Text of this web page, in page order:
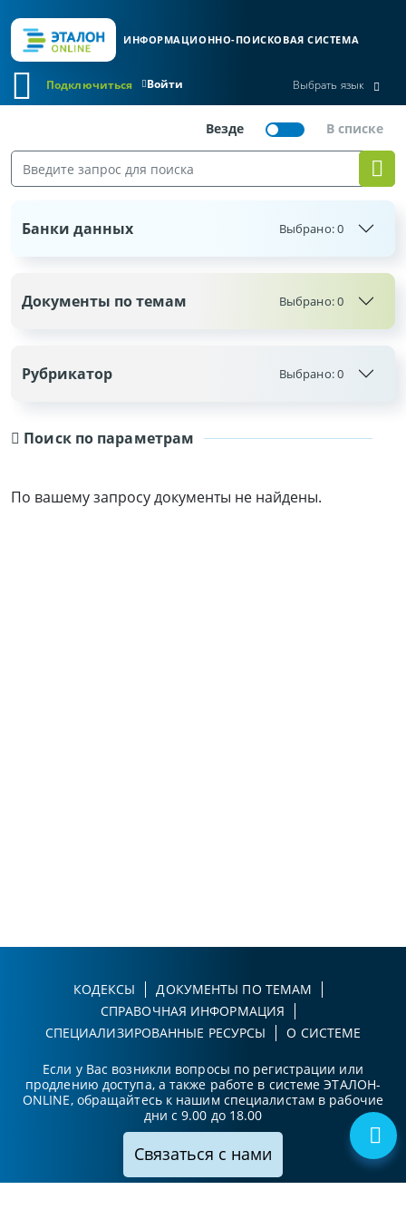
ИНФОРМАЦИОННО-ПОИСКОВАЯ СИСТЕМА
Войти
Подключиться Выбрать язык
Поиск по параметрам
По вашему запросу документы не найдены.
Банки данных Выбрано:0
Документы по темам Выбрано:0
Рубрикатор Выбрано:0
КОДЕКСЫ
ДОКУМЕНТЫ ПО ТЕМАМ
СПРАВОЧНАЯ ИНФОРМАЦИЯ
СПЕЦИАЛИЗИРОВАННЫЕ РЕСУРСЫ
О СИСТЕМЕ
Если у Вас возникли вопросы по регистрации или
продлению доступа, а также работе в системе ЭТАЛОН-
ONLINE, обращайтесь к нашим специалистам в рабочие
дни с 9.00 до 18.00
Связаться с нами